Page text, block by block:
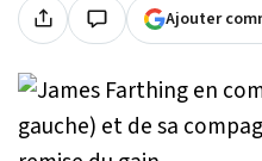
Ajouter